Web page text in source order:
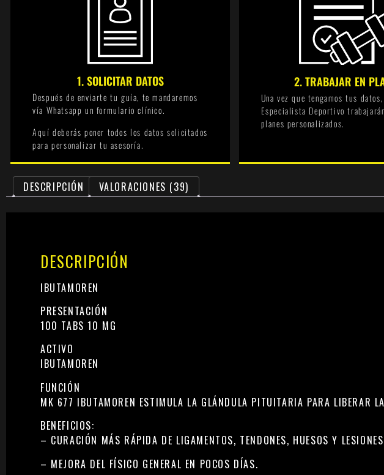
1. SOLICITAR DATOS
Después de enviarte tu guía, te mandaremos
vía Whatsapp un formulario clínico.
Aquí deberás poner todos los datos solicitados
para personalizar tu asesoría.
2. TRABAJAR EN
Una vez que tengamos tus
Especialista Deportivo
planes personalizados.
DESCRIPCIÓN VALORACIONES (39)
DESCRIPCIÓN
IBUTAMOREN
PRESENTACIÓN
100 TABS 10 MG
ACTIVO
IBUTAMOREN
FUNCIÓN
MK 677 IBUTAMOREN ESTIMULA LA GLÁNDULA PITUITARIA PARA LIBERAR
BENEFICIOS:
– CURACIÓN MÁS RÁPIDA DE LIGAMENTOS, TENDONES, HUESOS Y
– MEJORA DEL FÍSICO GENERAL EN POCOS DÍAS.